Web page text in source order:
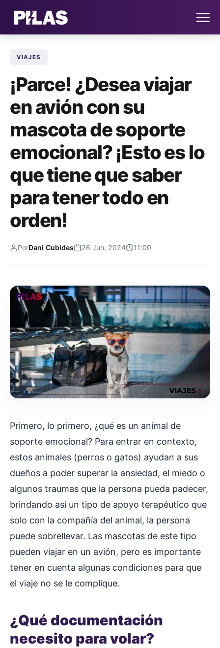
NOTICIAS
QUIÉNES SOMOS
CONTACTO
SUSCRÍBETE
VIAJES
¡Parce! ¿Desea viajar
en avión con su
mascota de soporte
emocional? ¡Esto es lo
que tiene que saber
para tener todo en
orden!
PorDani Cubides 26 Jun, 2024 11:00
Primero, lo primero, ¿qué es un animal de
soporte emocional? Para entrar en contexto,
estos animales (perros o gatos) ayudan a sus
dueños a poder superar la ansiedad, el miedo o
algunos traumas que la persona pueda padecer,
brindando así un tipo de apoyo terapéutico que
solo con la compañía del animal, la persona
puede sobrellevar. Las mascotas de este tipo
pueden viajar en un avión, pero es importante
tener en cuenta algunas condiciones para que
el viaje no se le complique.
¿Qué documentación
necesito para volar?